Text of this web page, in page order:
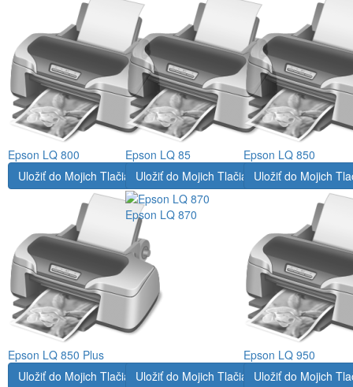
Epson LQ 800 Epson LQ 85
Epson LQ 850
Uložiť do Mojich Tlačiarní
Epson LQ 850 Plus
Uložiť do Mojich Tlačiarní
Epson LQ 870
Uložiť do Mojich
Epson LQ 950
Uložiť do Mojich TlačiarníUložiť do Mojich TlačiarníUložiť do Mojich